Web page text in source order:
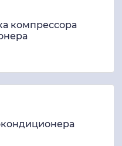
компрессора